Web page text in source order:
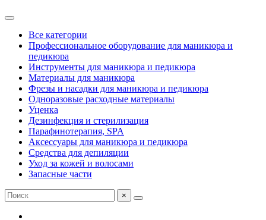
Все категории
Профессиональное оборудование для маникюра и
педикюра
Инструменты для маникюра и педикюра
Материалы для маникюра
Фрезы и насадки для маникюра и педикюра
Одноразовые расходные материалы
Уценка
Дезинфекция и стерилизация
Парафинотерапия, SPA
Аксессуары для маникюра и педикюра
Средства для депиляции
Уход за кожей и волосами
Запасные части
×